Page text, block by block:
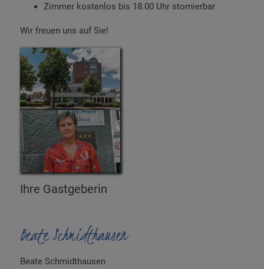
Zimmer kostenlos bis 18.00 Uhr stornierbar
Wir freuen uns auf Sie!
Ihre Gastgeberin
Beate Schmidthausen
Beate Schmidthausen